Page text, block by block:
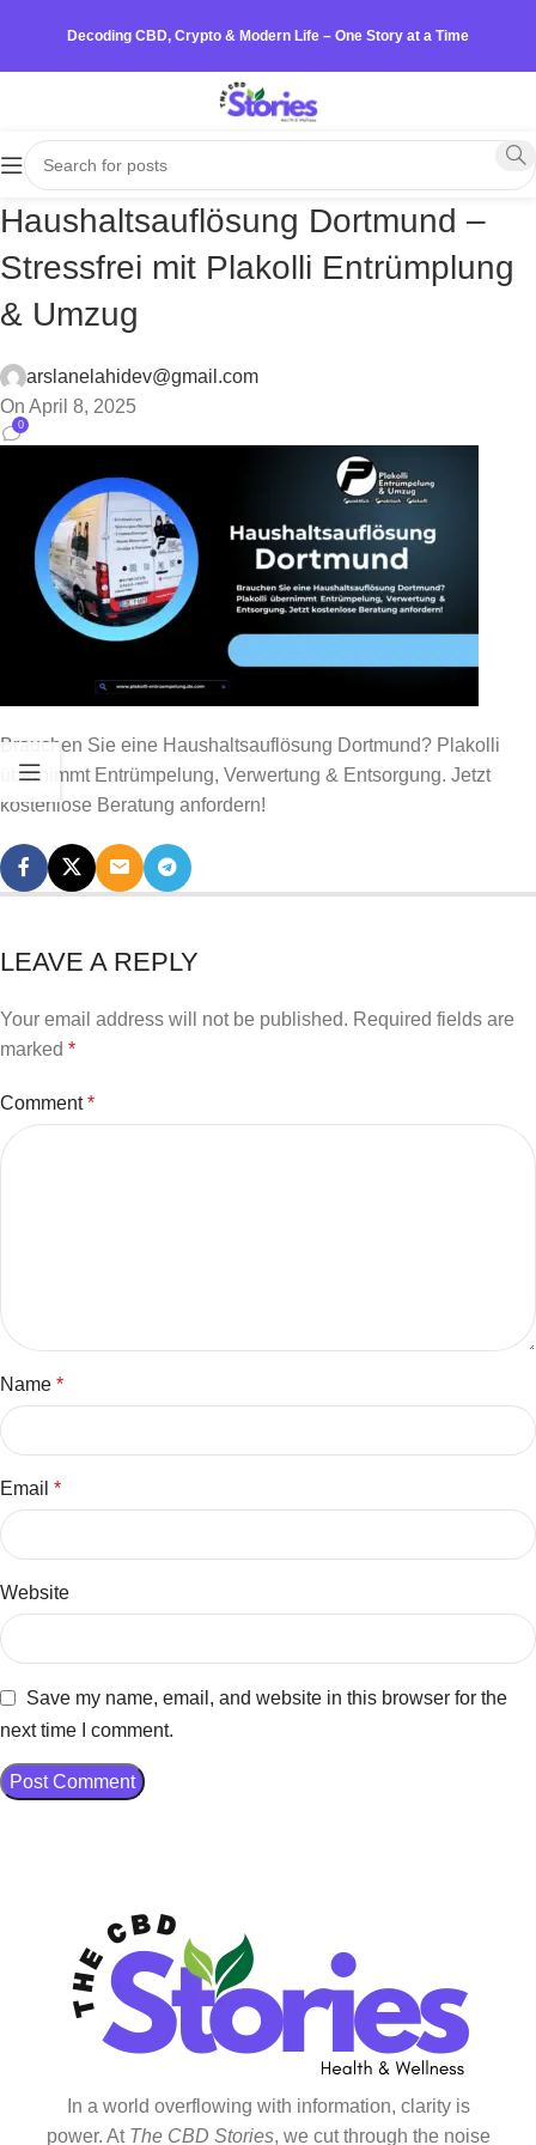
Decoding CBD, Crypto & Modern Life – One Story at a Time
Haushaltsauflösung Dortmund –
Stressfrei mit Plakolli Entrümplung
& Umzug
arslanelahidev@gmail.com
On April 8, 2025
0
Brauchen Sie eine Haushaltsauflösung Dortmund? Plakolli
übernimmt Entrümpelung, Verwertung & Entsorgung. Jetzt
kostenlose Beratung anfordern!
LEAVE A REPLY
Your email address will not be published. Required fields are
marked *
Comment*
Name *
Email *
Website
Save my name, email, and website in this browser for the
next time I comment.
In a world overflowing with information, clarity is
power. At The CBD Stories, we cut through the noise